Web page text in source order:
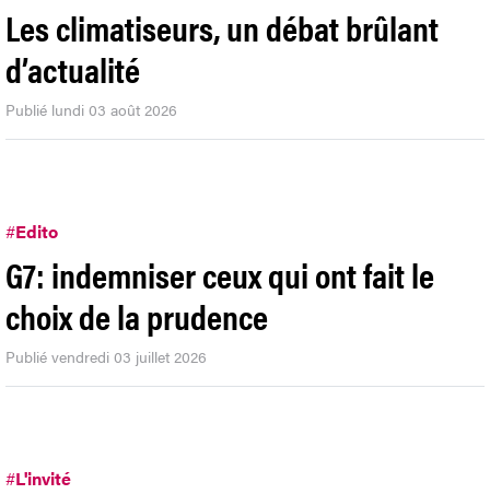
Les climatiseurs, un débat brûlant
d’actualité
Publié lundi 03 août 2026
#Edito
G7: indemniser ceux qui ont fait le
choix de la prudence
Publié vendredi 03 juillet 2026
#L'invité